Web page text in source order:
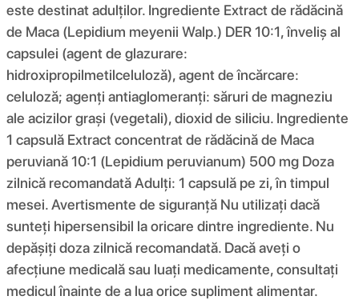
este destinat adulților. Ingrediente Extract de rădăcină
de Maca (Lepidium meyenii Walp.) DER 10:1, înveliș al
capsulei (agent de glazurare:
hidroxipropilmetilceluloză), agent de încărcare:
celuloză; agenți antiaglomeranți: săruri de magneziu
ale acizilor grași (vegetali), dioxid de siliciu. Ingrediente
1 capsulă Extract concentrat de rădăcină de Maca
peruviană 10:1 (Lepidium peruvianum) 500 mg Doza
zilnică recomandată Adulți: 1 capsulă pe zi, în timpul
mesei. Avertismente de siguranță Nu utilizați dacă
sunteți hipersensibil la oricare dintre ingrediente. Nu
depășiți doza zilnică recomandată. Dacă aveți o
afecțiune medicală sau luați medicamente, consultați
medicul înainte de a lua orice supliment alimentar.